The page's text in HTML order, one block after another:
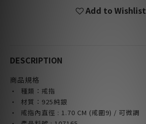
Add to Wishlist
DESCRIPTION
商品規格
· 種類：戒指
· 材質：925純銀
·
戒指內直徑 : 1.70 CM (戒圍9) / 可微調